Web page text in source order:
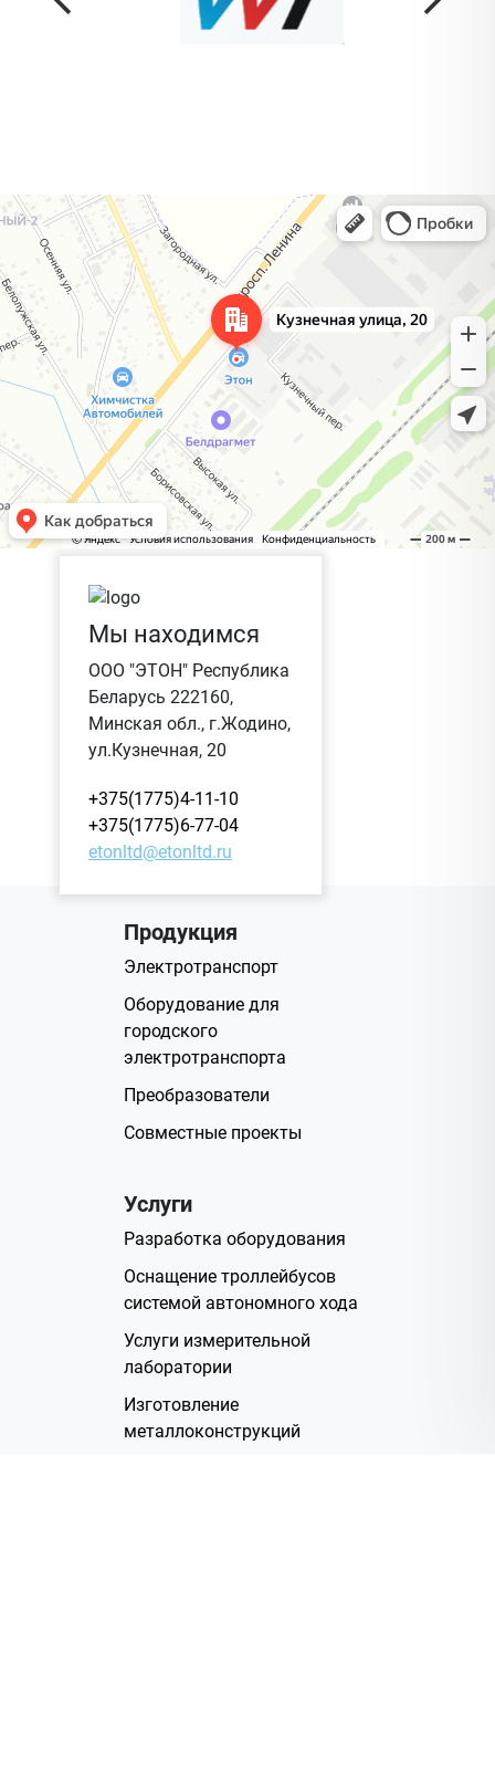
Жодино
Кузнечная улица, 20 — Яндекс Карты
Мы находимся
ООО "ЭТОН" Республика
Беларусь 222160,
Минская обл., г.Жодино,
ул.Кузнечная, 20
+375(1775)4-11-10
+375(1775)6-77-04
etonltd@etonltd.ru
Продукция
Электротранспорт
Оборудование для
городского
электротранспорта
Преобразователи
Совместные проекты
Услуги
Разработка оборудования
Оснащение троллейбусов
системой автономного хода
Услуги измерительной
лаборатории
Изготовление
металлоконструкций